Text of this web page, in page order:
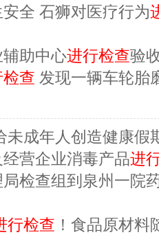
全 石狮对医疗行为
助中心进行检查验
查 发现一辆车轮胎
未成年人创造健康假
营企业消毒产品进
检查组到泉州一院
行检查 ！食品原材料